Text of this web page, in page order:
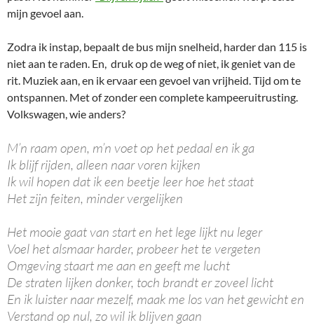
mijn gevoel aan.
Zodra ik instap, bepaalt de bus mijn snelheid, harder dan 115 is
niet aan te raden. En, druk op de weg of niet, ik geniet van de
rit. Muziek aan, en ik ervaar een gevoel van vrijheid. Tijd om te
ontspannen. Met of zonder een complete kampeeruitrusting.
Volkswagen, wie anders?
M’n raam open, m’n voet op het pedaal en ik ga
Ik blijf rijden, alleen naar voren kijken
Ik wil hopen dat ik een beetje leer hoe het staat
Het zijn feiten, minder vergelijken
Het mooie gaat van start en het lege lijkt nu leger
Voel het alsmaar harder, probeer het te vergeten
Omgeving staart me aan en geeft me lucht
De straten lijken donker, toch brandt er zoveel licht
En ik luister naar mezelf, maak me los van het gewicht en
Verstand op nul, zo wil ik blijven gaan